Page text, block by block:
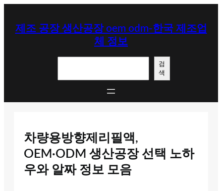
제조 공장 생산공장 oem odm-한국 제조업
체 정보
검
색
차량용방향제리필액,
OEM·ODM 생산공장 선택 노하
우와 알짜 정보 모음